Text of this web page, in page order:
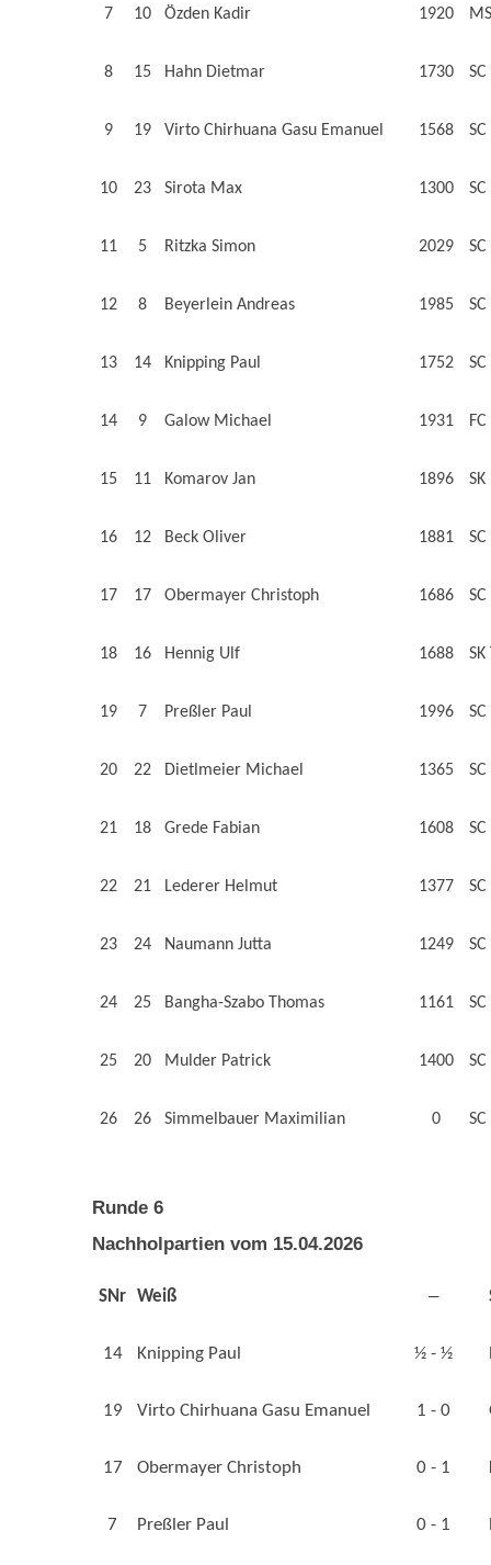
7 10 Özden Kadir 1920
8 15 Hahn Dietmar 1730
9 19 Virto Chirhuana Gasu Emanuel 1568
10 23 Sirota Max 1300
11 5 Ritzka Simon 2029
12 8 Beyerlein Andreas 1985
13 14 Knipping Paul 1752
14 9 Galow Michael 1931
15 11 Komarov Jan 1896 SK
16 12 Beck Oliver 1881
17 17 Obermayer Christoph 1686
18 16 Hennig Ulf 1688
19 7 Preßler Paul 1996
20 22 Dietlmeier Michael 1365
21 18 Grede Fabian 1608
22 21 Lederer Helmut 1377
23 24 Naumann Jutta 1249
24 25 Bangha-Szabo Thomas 1161
25 20 Mulder Patrick 1400
26 26 Simmelbauer Maximilian 0
Runde 6
Nachholpartien vom 15.04.2026
SNr Weiß –
14 Knipping Paul ½ - ½
19 Virto Chirhuana Gasu Emanuel 1 - 0
17 Obermayer Christoph 0 - 1
7 Preßler Paul 0 - 1